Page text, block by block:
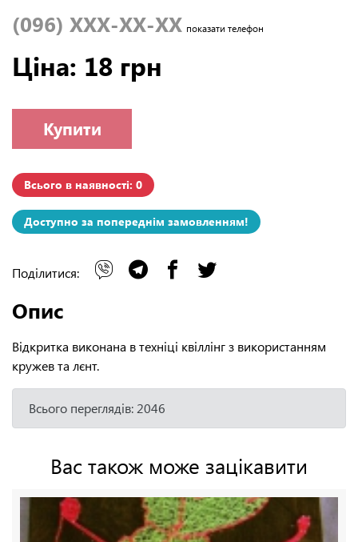
(096) XXX-XX-XX показати телефон
Ціна: 18 грн
Купити
Всього в наявності: 0
Доступно за попереднім замовленням!
Поділитися:
Опис
Відкритка виконана в техніці квіллінг з використанням
кружев та лєнт.
Всього переглядів: 2046
Вас також може зацікавити